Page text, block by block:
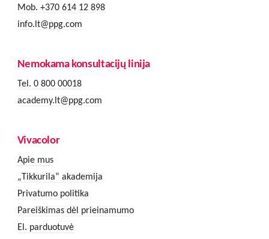
Mob. +370 614 12 898
info.lt@ppg.com
Nemokama konsultacijų linija
Tel. 0 800 00018
academy.lt@ppg.com
Vivacolor
Apie mus
„Tikkurila“ akademija
Privatumo politika
Pareiškimas dėl prieinamumo
El. parduotuvė